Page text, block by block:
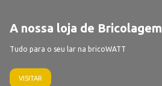
A nossa loja de Bricolagem
Tudo para o seu lar na bricoWATT
VISITAR